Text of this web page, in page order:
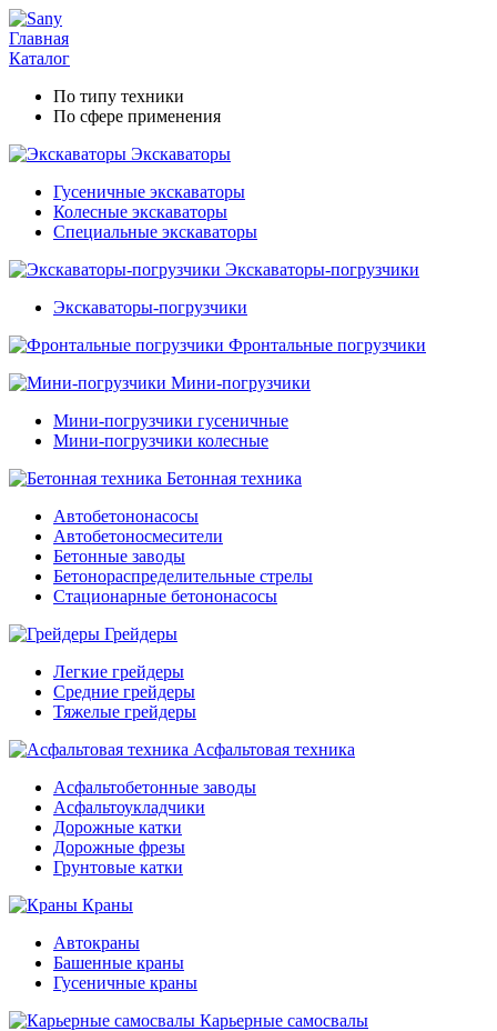
Главная
Каталог
По типу техники
По сфере применения
Экскаваторы
Гусеничные экскаваторы
Колесные экскаваторы
Специальные экскаваторы
Экскаваторы-погрузчики
Экскаваторы-погрузчики
Фронтальные погрузчики
Мини-погрузчики
Мини-погрузчики гусеничные
Мини-погрузчики колесные
Бетонная техника
Автобетононасосы
Автобетоносмесители
Бетонные заводы
Бетонораспределительные стрелы
Стационарные бетононасосы
Грейдеры
Легкие грейдеры
Средние грейдеры
Тяжелые грейдеры
Асфальтовая техника
Асфальтобетонные заводы
Асфальтоукладчики
Дорожные катки
Дорожные фрезы
Грунтовые катки
Краны
Автокраны
Башенные краны
Гусеничные краны
Карьерные самосвалы